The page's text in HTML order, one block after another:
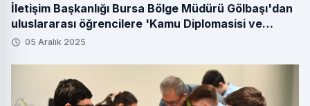
İletişim Başkanlığı Bursa Bölge Müdürü Gölbaşı'dan
uluslararası öğrencilere 'Kamu Diplomasisi ve
Medya' dersi
05 Aralık 2025